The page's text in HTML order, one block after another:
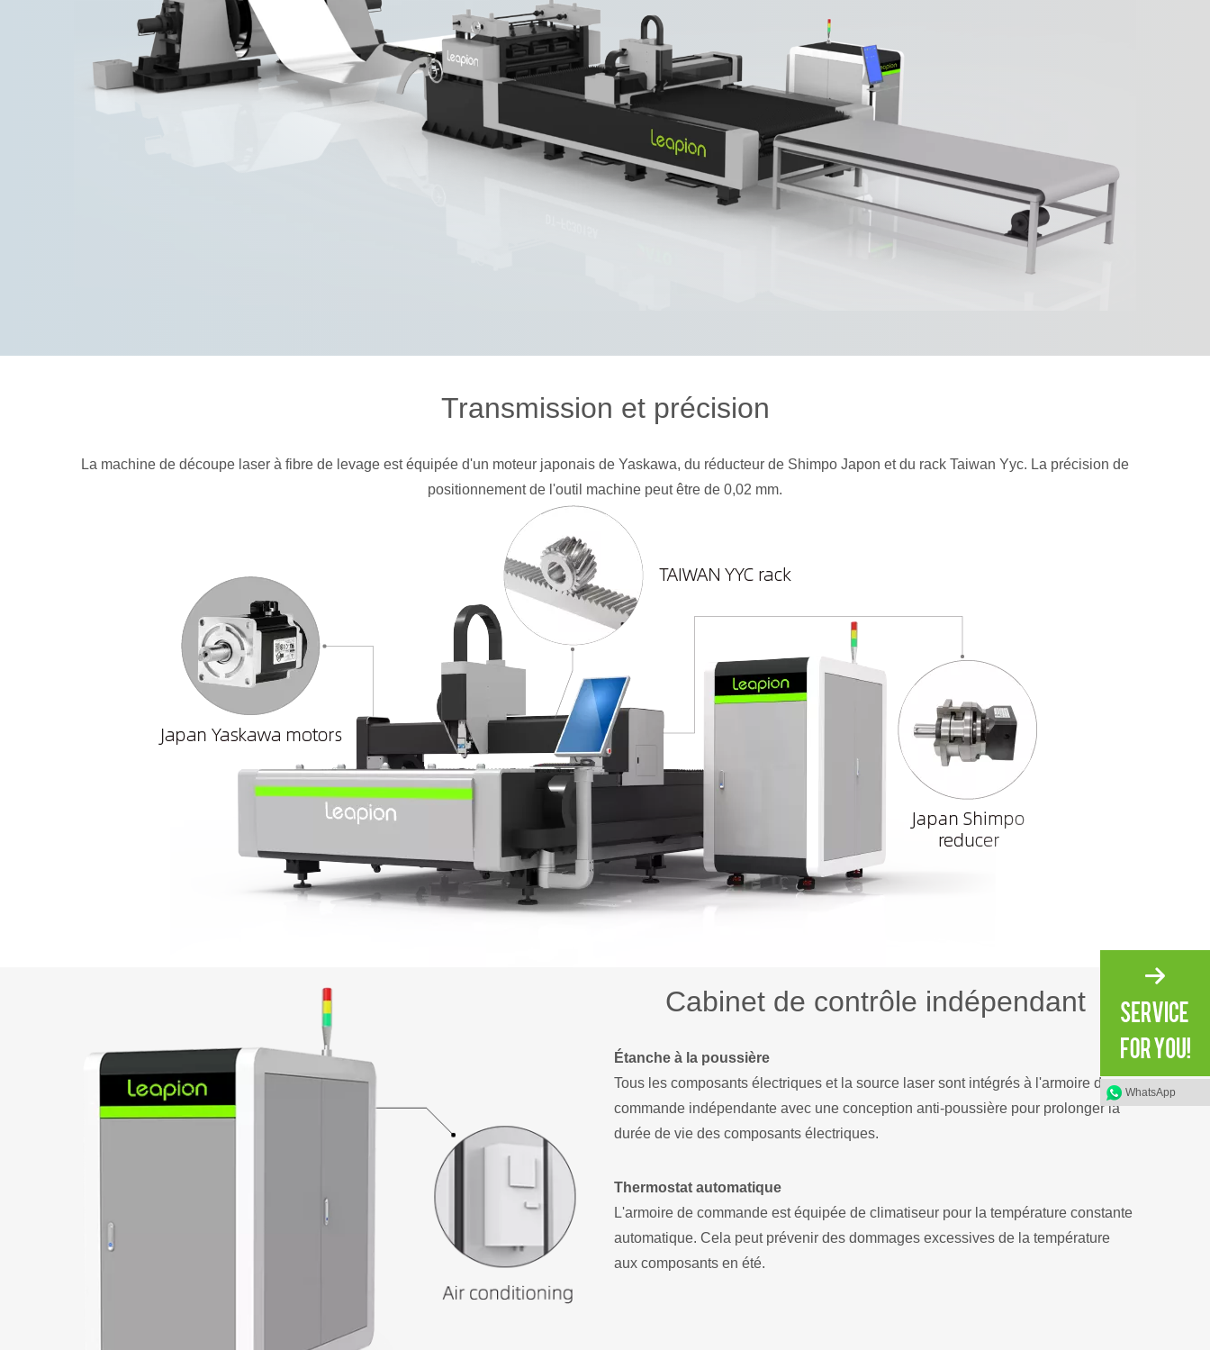
Transmission et précision
La machine de découpe laser à fibre de levage est équipée d'un moteur japonais de Yaskawa, du réducteur de Shimpo Japon et du rack Taiwan Yyc. La précision de
positionnement de l'outil machine peut être de 0,02 mm.
Cabinet de contrôle indépendant
Étanche à la poussière
Tous les composants électriques et la source laser sont intégrés à l'armoire de
commande indépendante avec une conception anti-poussière pour prolonger la
durée de vie des composants électriques.
Thermostat automatique
L'armoire de commande est équipée de climatiseur pour la température constante
automatique. Cela peut prévenir des dommages excessives de la température
aux composants en été.
WhatsApp